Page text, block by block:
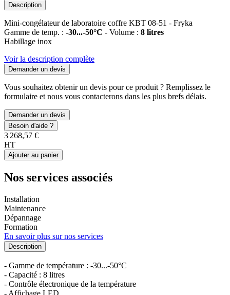
Description
Mini-congélateur de laboratoire coffre KBT 08-51 - Fryka
Gamme de temp. : -30...-50°C - Volume : 8 litres
Habillage inox
Voir la description complète
Demander un devis
Vous souhaitez obtenir un devis pour ce produit ? Remplissez le
formulaire et nous vous contacterons dans les plus brefs délais.
Demander un devis
Besoin d'aide ?
3 268,57 €
HT
Ajouter au panier
Nos services associés
Installation
Maintenance
Dépannage
Formation
En savoir plus sur nos services
Description
- Gamme de température : -30...-50°C
- Capacité : 8 litres
- Contrôle électronique de la température